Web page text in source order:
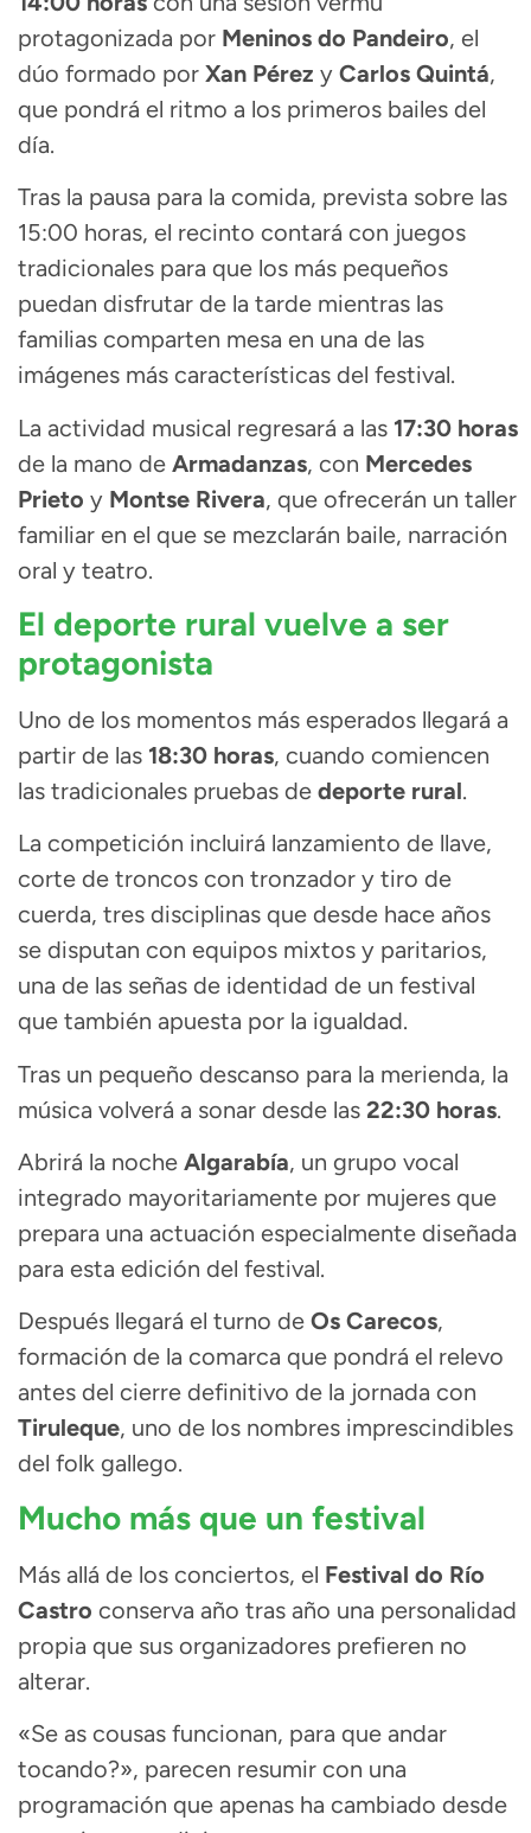
protagonizada por Meninos do Pandeiro, el
dúo formado por Xan Pérez y Carlos Quintá,
que pondrá el ritmo a los primeros bailes del
día.
Tras la pausa para la comida, prevista sobre las
15:00 horas, el recinto contará con juegos
tradicionales para que los más pequeños
puedan disfrutar de la tarde mientras las
familias comparten mesa en una de las
imágenes más características del festival.
La actividad musical regresará a las 17:30 horas
de la mano de Armadanzas, con Mercedes
Prieto y Montse Rivera, que ofrecerán un taller
familiar en el que se mezclarán baile, narración
oral y teatro.
El deporte rural vuelve a ser
protagonista
Uno de los momentos más esperados llegará a
partir de las 18:30 horas, cuando comiencen
las tradicionales pruebas de deporte rural.
La competición incluirá lanzamiento de llave,
corte de troncos con tronzador y tiro de
cuerda, tres disciplinas que desde hace años
se disputan con equipos mixtos y paritarios,
una de las señas de identidad de un festival
que también apuesta por la igualdad.
Tras un pequeño descanso para la merienda, la
música volverá a sonar desde las 22:30 horas.
Abrirá la noche Algarabía, un grupo vocal
integrado mayoritariamente por mujeres que
prepara una actuación especialmente diseñada
para esta edición del festival.
Después llegará el turno de Os Carecos,
formación de la comarca que pondrá el relevo
antes del cierre definitivo de la jornada con
Tiruleque, uno de los nombres imprescindibles
del folk gallego.
Mucho más que un festival
Más allá de los conciertos, el Festival do Río
Castro conserva año tras año una personalidad
propia que sus organizadores prefieren no
alterar.
«Se as cousas funcionan, para que andar
tocando?», parecen resumir con una
programación que apenas ha cambiado desde